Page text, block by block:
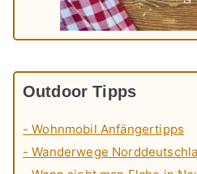
Outdoor Tipps
- Wohnmobil Anfängertipps
- Wanderwege